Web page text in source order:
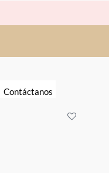
Contáctanos